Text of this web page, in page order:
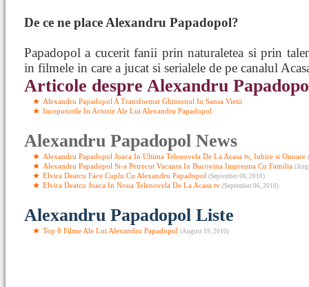
De ce ne place Alexandru Papadopol?
Papadopol a cucerit fanii prin naturaletea si prin
in filmele in care a jucat si serialele de pe canalul
Articole despre Alexandru
Alexandru Papadopol A Transformat Ghinionul In Sansa Vietii
Inceputurile In Actorie Ale Lui Alexandru Papadopol
Alexandru Papadopol News
Alexandru Papadopol Joaca In Ultima Telenovela De La Acasa tv, Iubire si Onoare
Alexandru Papadopol Si-a Petrecut Vacanta In Bucovina Impreuna Cu Familia
Elvira Deatcu Face Cuplu Cu Alexandru Papadopol (September 06, 2010)
Elvira Deatcu Joaca In Noua Telenovela De La Acasa tv (September 06, 2010)
Alexandru Papadopol Liste
Top 8 Filme Ale Lui Alexandru Papadopol (August 19, 2010)